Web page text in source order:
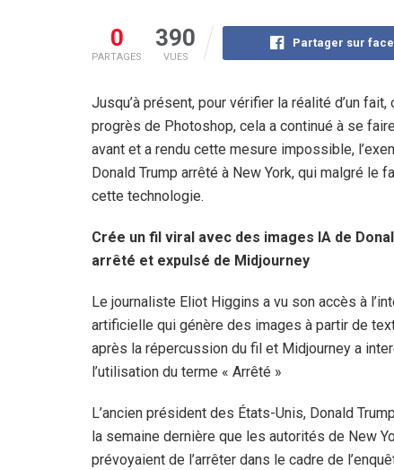
0
PARTAGES
390
VUES
Partager sur
Jusqu’à présent, pour vérifier la réalité d’un
progrès de Photoshop, cela a continué à se
avant et a rendu cette mesure impossible,
Donald Trump arrêté à New York, qui malgré
cette technologie.
Crée un fil viral avec des images IA de
arrêté et expulsé de Midjourney
Le journaliste Eliot Higgins a vu son accès à
artificielle qui génère des images à partir de
après la répercussion du fil et Midjourney a
l’utilisation du terme « Arrêté »
L’ancien président des États-Unis, Donald
la semaine dernière que les autorités de New
prévoyaient de l’arrêter dans le cadre de